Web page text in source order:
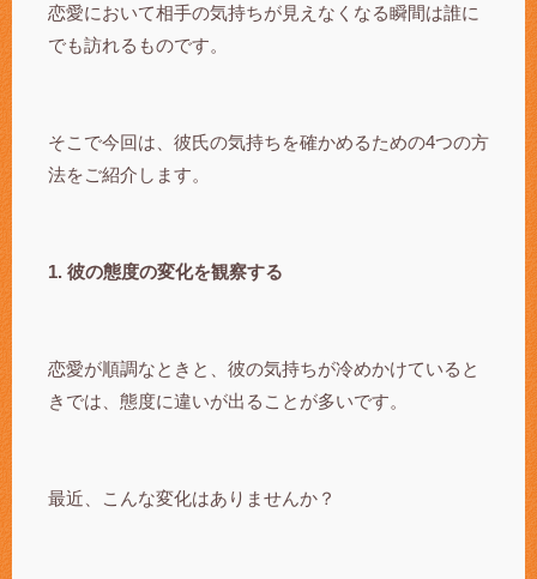
恋愛において相手の気持ちが見えなくなる瞬間は誰に
でも訪れるものです。
そこで今回は、彼氏の気持ちを確かめるための4つの方
法をご紹介します。
1. 彼の態度の変化を観察する
恋愛が順調なときと、彼の気持ちが冷めかけていると
きでは、態度に違いが出ることが多いです。
最近、こんな変化はありませんか？